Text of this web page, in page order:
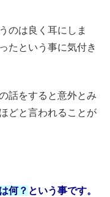
のは良く耳にしま
たという事に気付き
話をすると意外とみ
どと言われることが
何？ という事です。